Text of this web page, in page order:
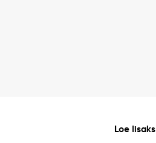
Loe lisaks